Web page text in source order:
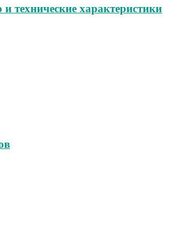
технические характеристики